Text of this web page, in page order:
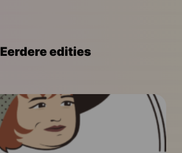
Eerdere edities